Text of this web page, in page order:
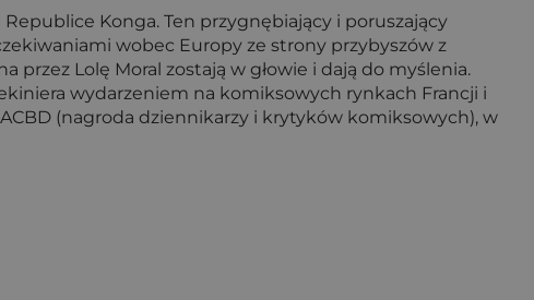
Konga. Ten przygnębiający i poruszający
wobec Europy ze strony przybyszów z
przez Lolę Moral zostają w głowie i dają do myślenia.
wydarzeniem na komiksowych rynkach Francji i
(nagroda dziennikarzy i krytyków komiksowych), w